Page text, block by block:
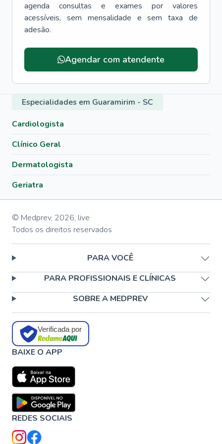
agenda consultas e exames por valores
acessíveis, sem mensalidade e sem taxa de
adesão.
Agendar com atendente
Especialidades em Guaramirim - SC
Cardiologista
Clínico Geral
Dermatologista
Geriatra
© Medprev, 2026, live
Todos os direitos reservados
PARA VOCÊ
PARA PROFISSIONAIS E CLÍNICAS
SOBRE A MEDPREV
Verificada por
BAIXE O APP
REDES SOCIAIS